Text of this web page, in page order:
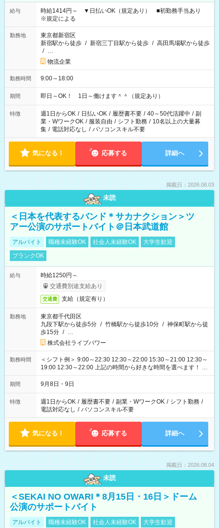
給与
時給1414円～ ▼日払いOK（規定あり） ■初勤務手当あり
※規定による
勤務地
東京都新宿区
新宿駅から徒歩 / 新宿三丁目駅から徒歩 / 高田馬場駅から徒歩
/ …
物流企業
勤務時間 9:00～18:00
期間 即日～OK！ 1日～働けます＾＾（規定あり）
特徴 週1日からOK / 日払いOK / 履歴書不要 / 40～50代活躍中 / 副
業・WワークOK / 服装自由 / シフト勤務 / 10名以上の大量募
集 / 電話対応なし / パソコンスキル不要
気になる！ 応募する 詳細へ
掲載日：2026.08.03
未読
＜日本を代表するバンド＊サカナクション＞ツ
アー公演のサポートバイト＠日本武道館
アルバイト 職種未経験OK 社会人未経験OK
大学生歓迎
ブランクOK
給与
時給1250円～
交通費別途支給あり
交通費 支給（規定有り）
勤務地
東京都千代田区
九段下駅から徒歩5分 / 竹橋駅から徒歩10分 / 神保町駅から徒
歩15分 / …
株式会社ライブパワー
勤務時間
＜シフト例＞ 9:00～22:30 12:30～22:00 15:30～21:00 12:30～
19:00 12:30～22:00 上記の時間から好きな時間を選べます！ ※
時間は変更となる可能性があります
期間 9月8日・9日
特徴 週1日からOK / 履歴書不要 / 副業・WワークOK / シフト勤務 /
電話対応なし / パソコンスキル不要
気になる！ 応募する 詳細へ
掲載日：2026.08.04
未読
＜SEKAI NO OWARI＊8月15日・16日＞ドーム
公演のサポートバイト
アルバイト 職種未経験OK 社会人未経験OK
大学生歓迎